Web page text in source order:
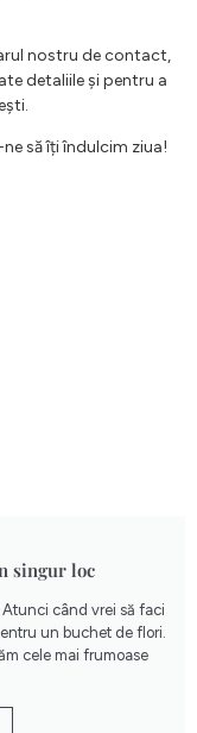
nostru de contact,
detaliile și pentru a
să îți îndulcim ziua!
singur loc
când vrei să faci
un buchet de flori.
cele mai frumoase